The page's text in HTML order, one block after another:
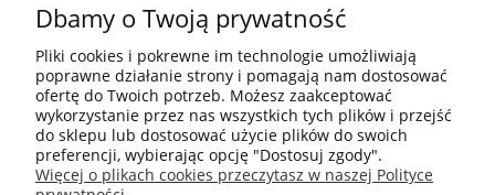
10 KROKÓW KOREAŃSKIEJ PIELĘGANCJI
INFORMACJE
ZAKUPY
Dbamy o Twoją prywatność
Pliki cookies i pokrewne im technologie umożliwiają
poprawne działanie strony i pomagają nam dostosować
ofertę do Twoich potrzeb. Możesz zaakceptować
wykorzystanie przez nas wszystkich tych plików i przejść
do sklepu lub dostosować użycie plików do swoich
preferencji, wybierając opcję "Dostosuj zgody".
Więcej o plikach cookies przeczytasz w naszej Polityce